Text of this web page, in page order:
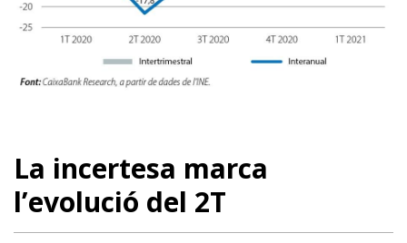
La incertesa marca
l’evolució del 2T